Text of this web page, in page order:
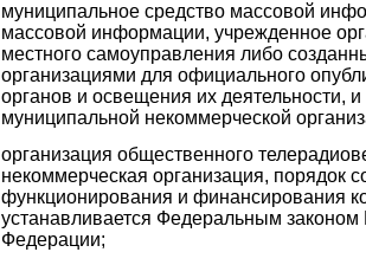
муниципальное средство массовой
массовой информации, учрежденное
местного самоуправления либо
организациями для официального
органов и освещения их деятельности,
муниципальной некоммерческой
организация общественного
некоммерческая организация, порядок
функционирования и финансирования
устанавливается Федеральным законом
Федерации;